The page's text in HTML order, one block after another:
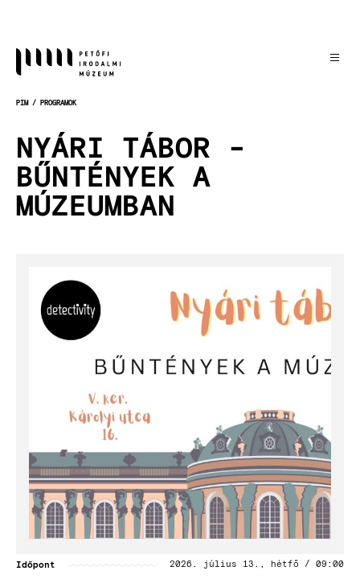
PIM PROGRAMOK
NYÁRI TÁBOR -
BŰNTÉNYEK A
MÚZEUMBAN
Időpont 2026. július 13., hétfő / 09:00